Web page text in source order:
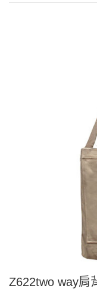
Z622two way肩